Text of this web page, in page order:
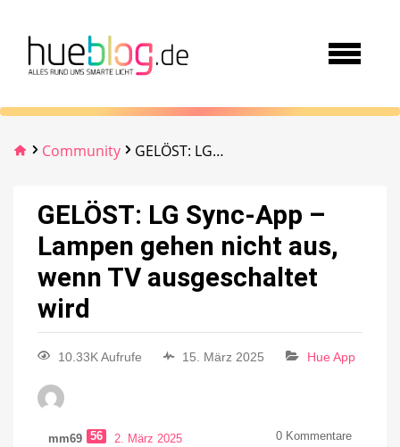
Community GELÖST: LG Sync-App – Lampen gehen nicht aus, wenn TV ausgeschaltet wird
GELÖST: LG Sync-App –
Lampen gehen nicht aus,
wenn TV ausgeschaltet
wird
10.33K Aufrufe 15. März 2025 Hue App
mm69 56 2. März 2025 0 Kommentare